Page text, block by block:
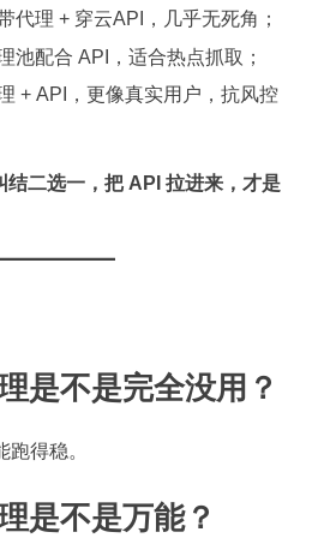
代理 + 穿云API，几乎无死角；
池配合 API，适合热点抓取；
+ API，更像真实用户，抗风控
结二选一，把 API 拉进来，才是
是不是完全没用？
得稳。
是不是万能？